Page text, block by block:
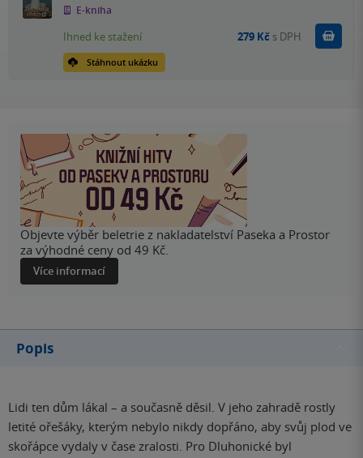
E-kniha
Stáhnout ukázku
Ihned ke stažení 279 Kč s DPH Koupit
Objevte výběr beletrie z nakladatelství Paseka a Prostor
za výhodné ceny od 49 Kč.
Více informací
Popis
Lidi ten dům lákal – a současně děsil. V jeho zahradě rostly
letité ořešáky, kterým nebylo nikdy dopřáno, aby svůj plod ve
skořápce vydaly v čase zralosti. Pro Dluhonické byl